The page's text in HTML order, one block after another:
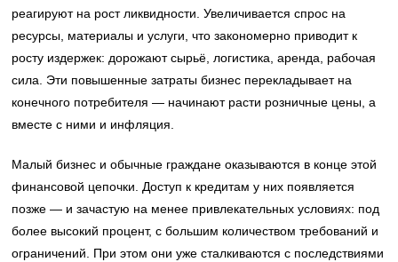
реагируют на рост ликвидности. Увеличивается спрос на
ресурсы, материалы и услуги, что закономерно приводит к
росту издержек: дорожают сырьё, логистика, аренда, рабочая
сила. Эти повышенные затраты бизнес перекладывает на
конечного потребителя — начинают расти розничные цены, а
вместе с ними и инфляция.
Малый бизнес и обычные граждане оказываются в конце этой
финансовой цепочки. Доступ к кредитам у них появляется
позже — и зачастую на менее привлекательных условиях: под
более высокий процент, с большим количеством требований и
ограничений. При этом они уже сталкиваются с последствиями